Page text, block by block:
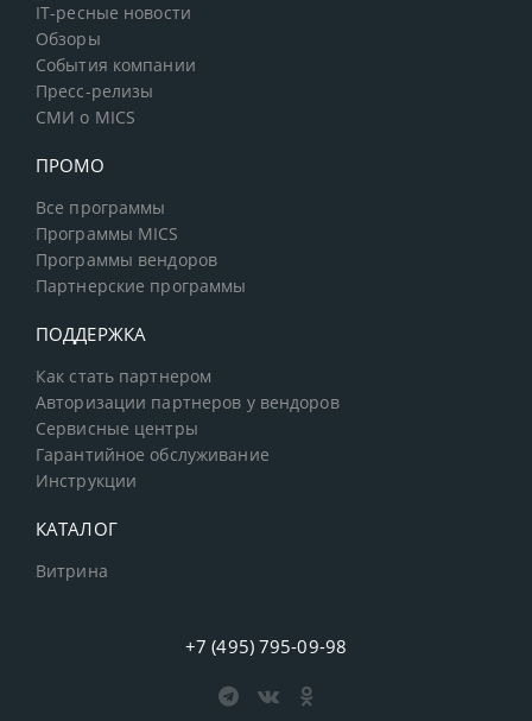
IT-ресные новости
Обзоры
События компании
Пресс-релизы
СМИ о MICS
ПРОМО
Все программы
Программы MICS
Программы вендоров
Партнерские программы
ПОДДЕРЖКА
Как стать партнером
Авторизации партнеров у вендоров
Сервисные центры
Гарантийное обслуживание
Инструкции
КАТАЛОГ
Витрина
+7 (495) 795-09-98